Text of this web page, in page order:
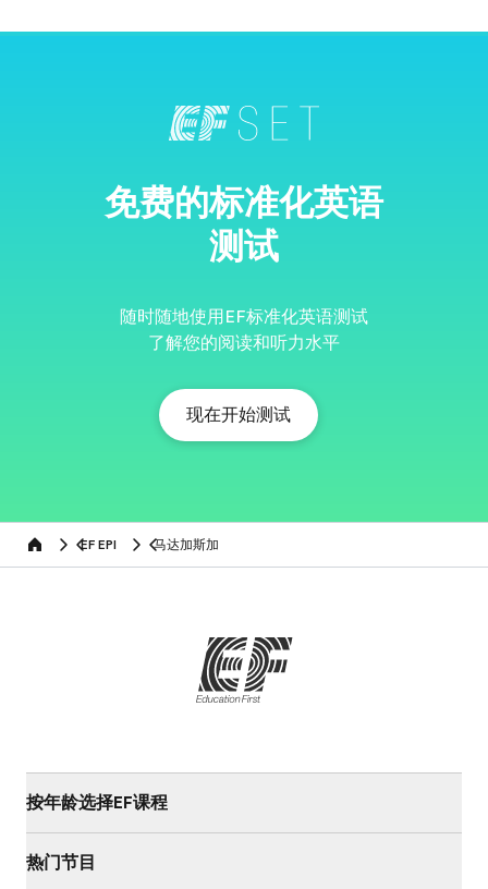
免费的标准化英语
测试
随时随地使用EF标准化英语测试
了解您的阅读和听力水平
现在开始测试
Home EF EPI 马达加斯加
按年龄选择EF课程
热门节目